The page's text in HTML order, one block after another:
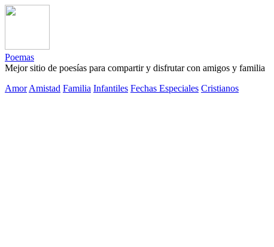
Poemas
Mejor sitio de poesías para compartir y disfrutar con amigos y familia
Amor Amistad Familia Infantiles Fechas Especiales Cristianos